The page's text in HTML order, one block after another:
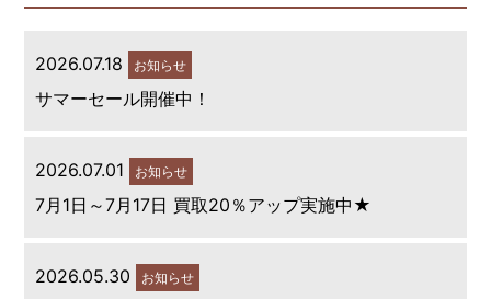
2026.07.18 お知らせ
サマーセール開催中！
2026.07.01 お知らせ
7月1日～7月17日 買取20％アップ実施中★
2026.05.30 お知らせ